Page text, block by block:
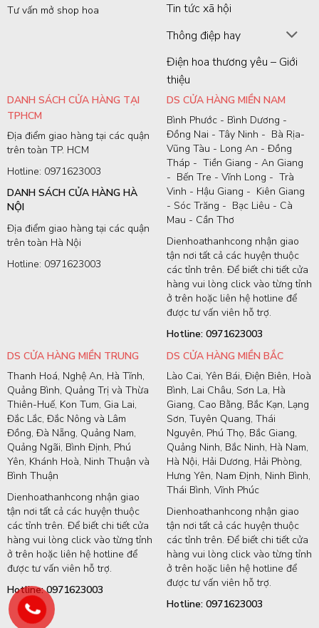
Tư vấn mở shop hoa
Tin tức xã hội
Thông điệp hay
Điện hoa thương yêu – Giới
thiệu
DANH SÁCH CỬA HÀNG TẠI
TPHCM
Địa điểm giao hàng tại các quận
trên toàn TP. HCM
Hotline: 0971623003
DANH SÁCH CỬA HÀNG HÀ
NỘI
Địa điểm giao hàng tại các quận
trên toàn Hà Nội
Hotline: 0971623003
DS CỬA HÀNG MIỀN NAM
Bình Phước - Bình Dương -
Đồng Nai - Tây Ninh - Bà Rịa-
Vũng Tàu - Long An - Đồng
Tháp - Tiền Giang - An Giang
- Bến Tre - Vĩnh Long - Trà
Vinh - Hậu Giang - Kiên Giang
- Sóc Trăng - Bạc Liêu - Cà
Mau - Cần Thơ
Dienhoathanhcong nhận giao
tận nơi tất cả các huyện thuộc
các tỉnh trên. Để biết chi tiết cửa
hàng vui lòng click vào từng tỉnh
ở trên hoặc liên hệ hotline để
được tư vấn viên hỗ trợ.
Hotline: 0971623003
DS CỬA HÀNG MIỀN TRUNG
Thanh Hoá, Nghệ An, Hà Tĩnh,
Quảng Bình, Quảng Trị và Thừa
Thiên-Huế, Kon Tum, Gia Lai,
Đắc Lắc, Đắc Nông và Lâm
Đồng, Đà Nẵng, Quảng Nam,
Quảng Ngãi, Bình Định, Phú
Yên, Khánh Hoà, Ninh Thuận và
Bình Thuận
Dienhoathanhcong nhận giao
tận nơi tất cả các huyện thuộc
các tỉnh trên. Để biết chi tiết cửa
hàng vui lòng click vào từng tỉnh
ở trên hoặc liên hệ hotline để
được tư vấn viên hỗ trợ.
Hotline: 0971623003
DS CỬA HÀNG MIỀN BẮC
Lào Cai, Yên Bái, Điện Biên, Hoà
Bình, Lai Châu, Sơn La, Hà
Giang, Cao Bằng, Bắc Kạn, Lạng
Sơn, Tuyên Quang, Thái
Nguyên, Phú Thọ, Bắc Giang,
Quảng Ninh, Bắc Ninh, Hà Nam,
Hà Nội, Hải Dương, Hải Phòng,
Hưng Yên, Nam Định, Ninh Bình,
Thái Bình, Vĩnh Phúc
Dienhoathanhcong nhận giao
tận nơi tất cả các huyện thuộc
các tỉnh trên. Để biết chi tiết cửa
hàng vui lòng click vào từng tỉnh
ở trên hoặc liên hệ hotline để
được tư vấn viên hỗ trợ.
Hotline: 0971623003